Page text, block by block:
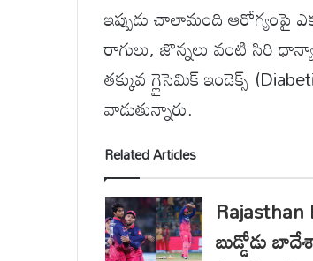
ఇప్పుడు చాలామంది ఆరోగ్యంపై
రాగులు, జొన్నలు వంటి సిరి
తక్కువ గ్లైసెమిక్ ఇండెక్స్
వాడుతున్నారు.
Related Articles
బుడ్డోడు